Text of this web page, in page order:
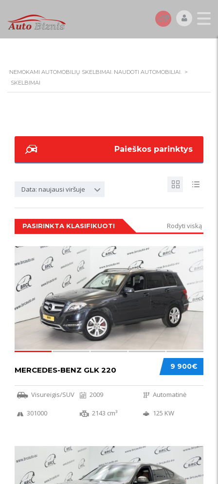
NEMOKAMI AUTOMOBILIŲ SKELBIMAI. NAUDOTI AUTOMOBILIAI. >
SKELBIMAI
Paieškos parinktys
Data: naujausi viršuje
PASIRINKTA KLASIFIKUOTI Rodyti viską
IŠSKIRTINIS
9 900€
MERCEDES-BENZ GLK 220
Visureigis/SUV 2009 Automatinė
301000 2143 cm³ 125 KW
58